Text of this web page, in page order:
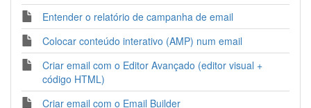
Entender o relatório de campanha de email
Colocar conteúdo interativo (AMP) num email
Criar email com o Editor Avançado (editor visual +
código HTML)
Criar email com o Email Builder